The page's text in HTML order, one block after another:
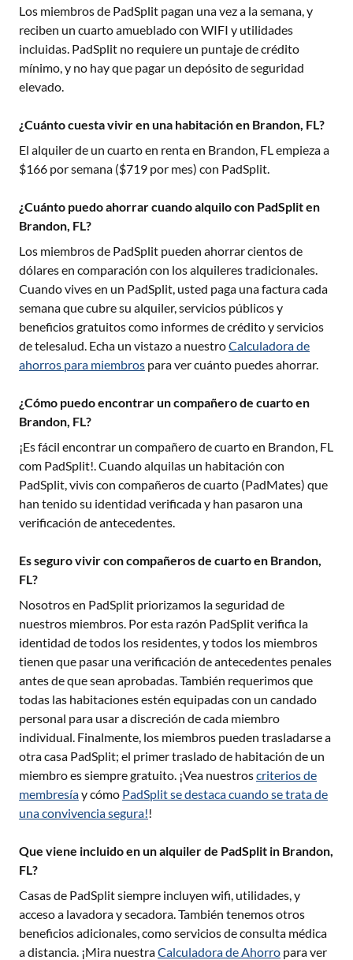
Los miembros de PadSplit pagan una vez a la semana, y
reciben un cuarto amueblado con WIFI y utilidades
incluidas. PadSplit no requiere un puntaje de crédito
mínimo, y no hay que pagar un depósito de seguridad
elevado.
¿Cuánto cuesta vivir en una habitación en Brandon, FL?
El alquiler de un cuarto en renta en Brandon, FLempieza a
$166 por semana ($719 por mes) con PadSplit.
¿Cuánto puedo ahorrar cuando alquilo con PadSplit en
Brandon, FL?
Los miembros de PadSplit pueden ahorrar cientos de
dólares en comparación con los alquileres tradicionales.
Cuando vives en un PadSplit, usted paga una factura cada
semana que cubre su alquiler, servicios públicos y
beneficios gratuitos como informes de crédito y servicios
de telesalud. Echa un vistazo a nuestroCalculadora de
ahorros para miembros para ver cuánto puedes ahorrar.
¿Cómo puedo encontrar un compañero de cuarto en
Brandon, FL?
¡Es fácil encontrar un compañero de cuarto en Brandon, FL
com PadSplit!. Cuando alquilas un habitación con
PadSplit, vivis con compañeros de cuarto (PadMates) que
han tenido su identidad verificada y han pasaron una
verificación de antecedentes.
Es seguro vivir con compañeros de cuarto en Brandon,
FL?
Nosotros en PadSplit priorizamos la seguridad de
nuestros miembros. Por esta razón PadSplit verifica la
identidad de todos los residentes, y todos los miembros
tienen que pasar una verificación de antecedentes penales
antes de que sean aprobadas. También requerimos que
todas las habitaciones estén equipadas con un candado
personal para usar a discreción de cada miembro
individual. Finalmente, los miembros pueden trasladarse a
otra casa PadSplit; el primer traslado de habitación de un
miembro es siempre gratuito. ¡Vea nuestroscriterios de
membresíay cómo PadSplit se destaca cuando se trata de
una convivencia segura!!
Que viene incluido en un alquiler de PadSplit in Brandon,
FL?
Casas de PadSplit siempre incluyen wifi, utilidades, y
acceso a lavadora y secadora. También tenemos otros
beneficios adicionales, como servicios de consulta médica
a distancia. ¡Mira nuestraCalculadora de Ahorro para ver